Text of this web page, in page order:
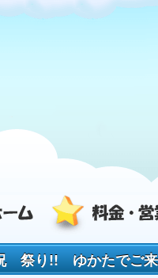
祭り!! ゆかたでご来